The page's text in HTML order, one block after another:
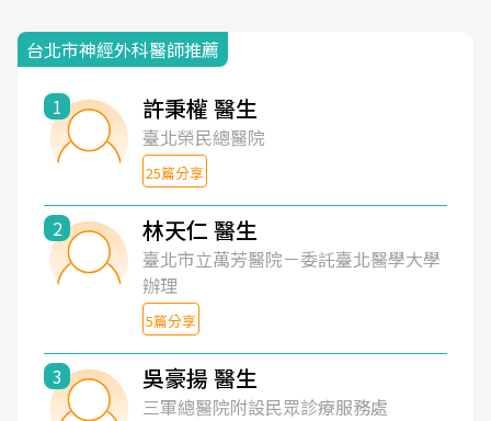
台北市神經外科醫師推薦
1 許秉權 醫生
臺北榮民總醫院
25篇分享
2 林天仁 醫生
臺北市立萬芳醫院－委託臺北醫學大學
辦理
5篇分享
3 吳豪揚 醫生
三軍總醫院附設民眾診療服務處